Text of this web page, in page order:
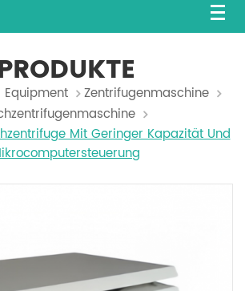
Equipment
Zentrifugenmaschine
Mit Geringer Kapazität Und